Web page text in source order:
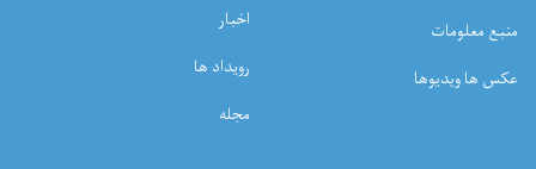
منبع معلومات
عکس ها ویدیوها
اخبار
رویداد ها
مجله